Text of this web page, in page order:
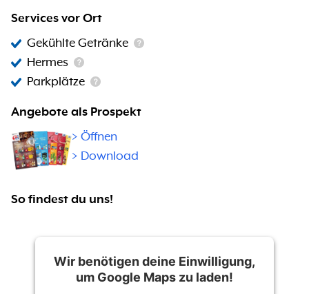
Services vor Ort
Gekühlte Getränke
Hermes
Parkplätze
Angebote als Prospekt
> Öffnen
> Download
So findest du uns!
Wir benötigen deine Einwilligung,
um Google Maps zu laden!